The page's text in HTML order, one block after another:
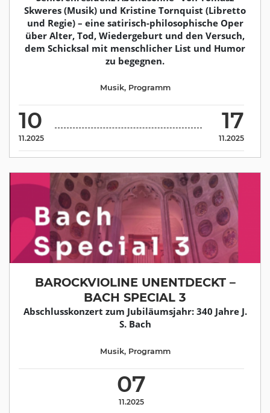
Skweres (Musik) und Kristine Tornquist (Libretto
und Regie) – eine satirisch-philosophische Oper
über Alter, Tod, Wiedergeburt und den Versuch,
dem Schicksal mit menschlicher List und Humor
zu begegnen.
10
11.2025
17
11.2025
Musik, Programm
BAROCKVIOLINE UNENTDECKT –
BACH SPECIAL 3
Abschlusskonzert zum Jubiläumsjahr: 340 Jahre J.
S. Bach
07
11.2025
Musik, Programm